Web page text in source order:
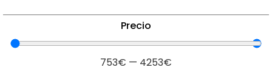
Precio
753€ — 4253€